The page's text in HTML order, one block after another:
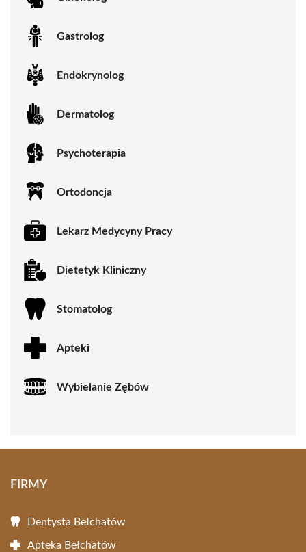
Gastrolog
Endokrynolog
Dermatolog
Psychoterapia
Ortodoncja
Lekarz Medycyny Pracy
Dietetyk Kliniczny
Stomatolog
Apteki
Wybielanie Zębów
FIRMY
Dentysta Bełchatów
Apteka Bełchatów